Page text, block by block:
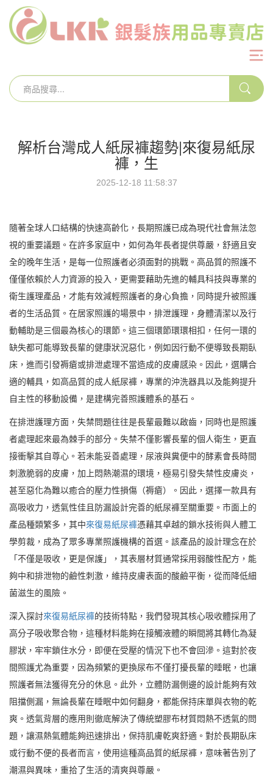
解析台灣成人紙尿褲趨勢|來復易紙尿
褲，生
2025-12-18 11:58:37
隨著全球人口結構的快速高齡化，長期照護已成為現代社會無法忽
視的重要議題。在許多家庭中，如何為年長者提供尊嚴，舒適且安
全的晚年生活，是每一位照護者必須面對的挑戰。高品質的照護不
僅僅依賴於人力資源的投入，更需要藉助先進的輔具科技與專業的
衛生護理產品，才能有效減輕照護者的身心負擔，同時提升被照護
者的生活品質。在居家照護的場景中，排泄護理，身體清潔以及行
動輔助是三個最為核心的環節。這三個環節環環相扣，任何一環的
缺失都可能導致長輩的健康狀況惡化，例如因行動不便導致長期臥
床，進而引發褥瘡或排泄處理不當造成的皮膚感染。因此，選購合
適的輔具，如高品質的成人紙尿褲，專業的沖洗器具以及能夠提升
自主性的移動設備，是建構完善照護體系的基石。
在排泄護理方面，失禁問題往往是長輩最難以啟齒，同時也是照護
者處理起來最為棘手的部分。失禁不僅影響長輩的個人衛生，更直
接衝擊其自尊心。若未能妥善處理，尿液與糞便中的酵素會長時間
刺激脆弱的皮膚，加上悶熱潮濕的環境，極易引發失禁性皮膚炎，
甚至惡化為難以癒合的壓力性損傷（褥瘡）。因此，選擇一款具有
高吸收力，透氣性佳且防漏設計完善的紙尿褲至關重要。市面上的
產品種類繁多，其中來復易紙尿褲憑藉其卓越的鎖水技術與人體工
學剪裁，成為了眾多專業照護機構的首選。該產品的設計理念在於
「不僅是吸收，更是保護」，其表層材質通常採用弱酸性配方，能
夠中和排泄物的鹼性刺激，維持皮膚表面的酸鹼平衡，從而降低細
菌滋生的風險。
深入探討來復易紙尿褲的技術特點，我們發現其核心吸收體採用了
高分子吸收聚合物，這種材料能夠在接觸液體的瞬間將其轉化為凝
膠狀，牢牢鎖住水分，即便在受壓的情況下也不會回滲。這對於夜
間照護尤為重要，因為頻繁的更換尿布不僅打擾長輩的睡眠，也讓
照護者無法獲得充分的休息。此外，立體防漏側邊的設計能夠有效
阻擋側漏，無論長輩在睡眠中如何翻身，都能保持床單與衣物的乾
爽。透氣背層的應用則徹底解決了傳統塑膠布材質悶熱不透氣的問
題，讓濕熱氣體能夠迅速排出，保持肌膚乾爽舒適。對於長期臥床
或行動不便的長者而言，使用這種高品質的紙尿褲，意味著告別了
潮濕與異味，重拾了生活的清爽與尊嚴。